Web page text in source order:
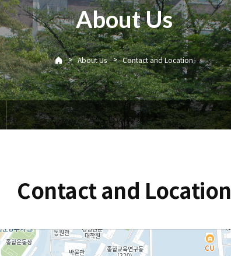
About Us
> About Us > Contact and Location
Contact and Location